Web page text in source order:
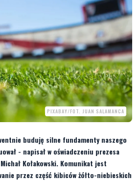
PIXABAY/FOT. JUAN SALAMANCA
buduję silne fundamenty naszego
- napisał w oświadczeniu prezesa
Kołakowski. Komunikat jest
przez część kibiców żółto-niebieskich